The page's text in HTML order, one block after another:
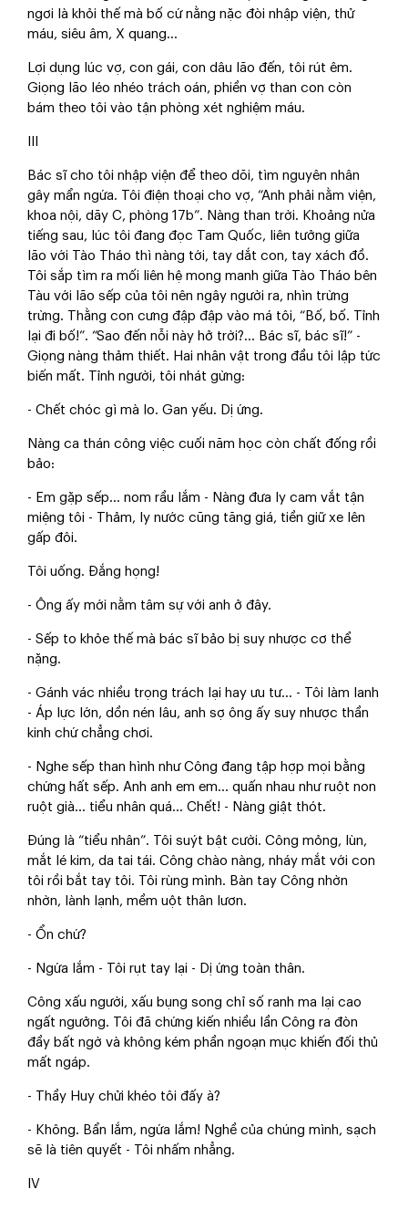
ngơi là khỏi thế mà bố cứ nằng nặc đòi nhập viện, thử
máu, siêu âm, X quang…
Lợi dụng lúc vợ, con gái, con dâu lão đến, tôi rút êm.
Giọng lão léo nhéo trách oán, phiền vợ than con còn
bám theo tôi vào tận phòng xét nghiệm máu.
Bác sĩ cho tôi nhập viện để theo dõi, tìm nguyên nhân
gây mẩn ngứa. Tôi điện thoại cho vợ, “Anh phải nằm viện,
khoa nội, dãy C, phòng 17b”. Nàng than trời. Khoảng nửa
tiếng sau, lúc tôi đang đọc Tam Quốc, liên tưởng giữa
lão với Tào Tháo thì nàng tới, tay dắt con, tay xách đồ.
Tôi sắp tìm ra mối liên hệ mong manh giữa Tào Tháo bên
Tàu với lão sếp của tôi nên ngây người ra, nhìn trừng
trừng. Thằng con cưng đập đập vào má tôi, “Bố, bố. Tỉnh
lại đi bố!”. “Sao đến nỗi này hở trời?… Bác sĩ, bác sĩ!” -
Giọng nàng thảm thiết. Hai nhân vật trong đầu tôi lập tức
biến mất. Tỉnh người, tôi nhát gừng:
- Chết chóc gì mà lo. Gan yếu. Dị ứng.
Nàng ca thán công việc cuối năm học còn chất đống rồi
bảo:
- Em gặp sếp… nom rầu lắm - Nàng đưa ly cam vắt tận
miệng tôi - Thảm, ly nước cũng tăng giá, tiền giữ xe lên
gấp đôi.
Tôi uống. Đắng họng!
- Ông ấy mới nằm tâm sự với anh ở đây.
- Sếp to khỏe thế mà bác sĩ bảo bị suy nhược cơ thể
nặng.
- Gánh vác nhiều trọng trách lại hay ưu tư… - Tôi làm lanh
- Áp lực lớn, dồn nén lâu, anh sợ ông ấy suy nhược thần
kinh chứ chẳng chơi.
- Nghe sếp than hình như Công đang tập hợp mọi bằng
chứng hất sếp. Anh anh em em… quấn nhau như ruột non
ruột già… tiểu nhân quá… Chết! - Nàng giật thót.
Đúng là “tiểu nhân”. Tôi suýt bật cười. Công mỏng, lùn,
mắt lé kim, da tai tái. Công chào nàng, nháy mắt với con
tôi rồi bắt tay tôi. Tôi rùng mình. Bàn tay Công nhờn
nhờn, lành lạnh, mềm uột thân lươn.
- Ổn chứ?
- Ngứa lắm - Tôi rụt tay lại - Dị ứng toàn thân.
Công xấu người, xấu bụng song chỉ số ranh ma lại cao
ngất ngưởng. Tôi đã chứng kiến nhiều lần Công ra đòn
đầy bất ngờ và không kém phần ngoạn mục khiến đối thủ
mất ngáp.
- Thầy Huy chửi khéo tôi đấy à?
- Không. Bẩn lắm, ngứa lắm! Nghề của chúng mình, sạch
sẽ là tiên quyết - Tôi nhấm nhẳng.
IV